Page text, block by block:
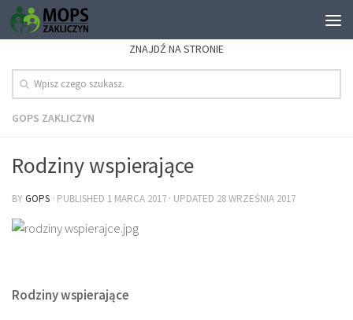
ZNAJDŹ NA STRONIE
GOPS ZAKLICZYN
Rodziny wspierające
BYGOPS · PUBLISHED 1 MARCA 2017 · UPDATED 28 WRZEŚNIA 2017
Rodziny wspierające